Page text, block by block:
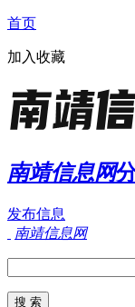
首页
加入收藏
南靖信息网
发布信息
南靖信息网